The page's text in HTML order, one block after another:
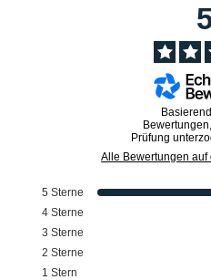
Prüfung
Alle Bewertungen
5 Sterne
4 Sterne
3 Sterne
2 Sterne
1 Stern